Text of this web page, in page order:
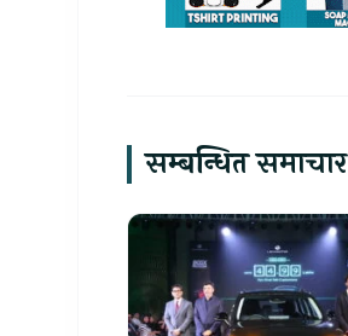
सम्बन्धित समाचार